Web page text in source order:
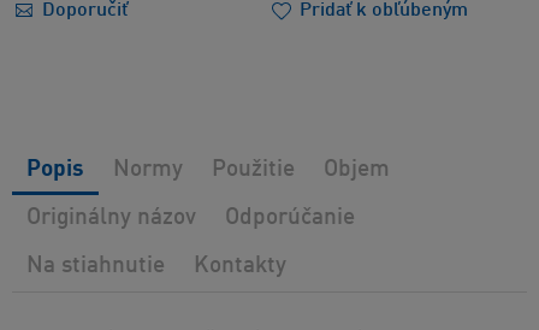
Doporučiť
Pridať k obľúbeným
Popis Normy Použitie Objem
Originálny názov Odporúčanie
Na stiahnutie Kontakty